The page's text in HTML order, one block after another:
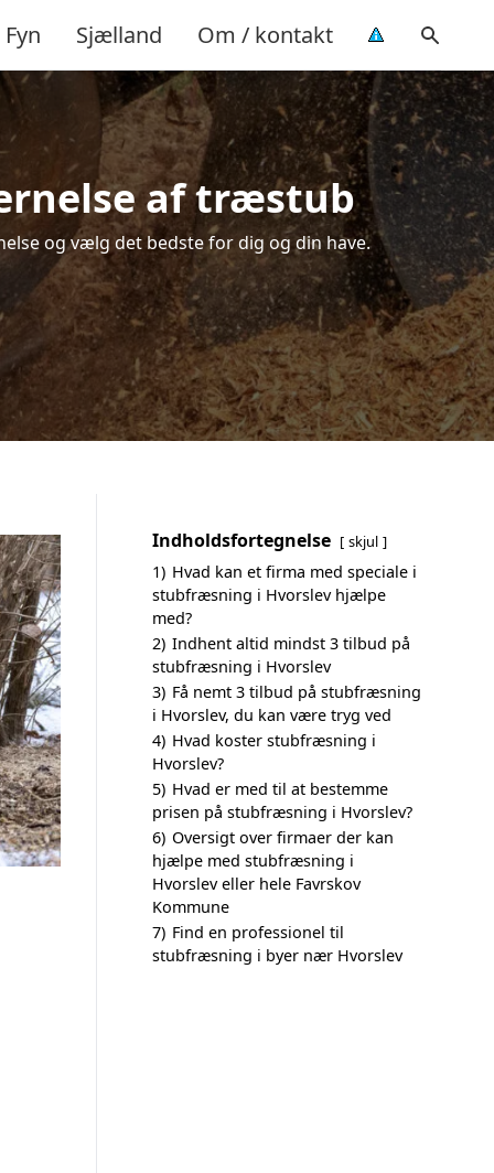
Fyn Sjælland Om / kontakt
af træstub
og vælg det bedste for dig og din have.
Indholdsfortegnelse skjul
1) Hvad kan et firma med speciale i
stubfræsning i Hvorslev hjælpe
med?
2) Indhent altid mindst 3 tilbud på
stubfræsning i Hvorslev
3) Få nemt 3 tilbud på stubfræsning
i Hvorslev, du kan være tryg ved
4) Hvad koster stubfræsning i
Hvorslev?
5) Hvad er med til at bestemme
prisen på stubfræsning i Hvorslev?
6) Oversigt over firmaer der kan
hjælpe med stubfræsning i
Hvorslev eller hele Favrskov
Kommune
7) Find en professionel til
stubfræsning i byer nær Hvorslev